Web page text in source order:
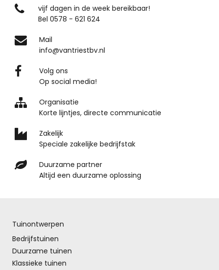
vijf dagen in de week bereikbaar!
Bel 0578 - 621 624
Mail
info@vantriestbv.nl
Volg ons
Op social media!
Organisatie
Korte lijntjes, directe communicatie
Zakelijk
Speciale zakelijke bedrijfstak
Duurzame partner
Altijd een duurzame oplossing
Tuinontwerpen
Bedrijfstuinen
Duurzame tuinen
Klassieke tuinen